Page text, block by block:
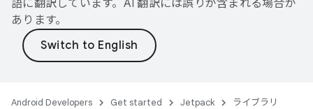
語に翻訳しています。AI 翻訳には誤りが含まれる場合が
あります。
Android Developers Get started Jetpack ライブラリ